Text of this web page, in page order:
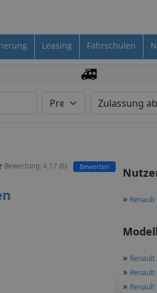
Leasing Fahrschulen
»
» Renault
»
» Renault
Bewertung: 4,17 (6) Bewerten